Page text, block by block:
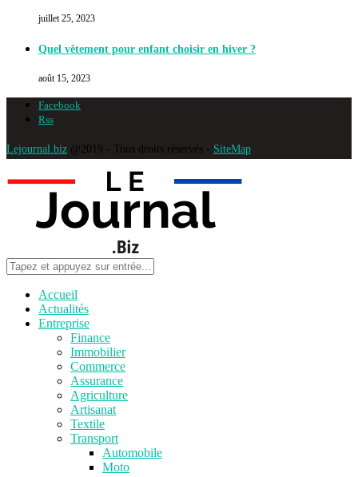
juillet 25, 2023
Quel vêtement pour enfant choisir en hiver ?
août 15, 2023
Facebook
Rss
Lejournal.biz @2019 - Tous droits réservés - SiteMap
Accueil
Actualités
Entreprise
Finance
Immobilier
Commerce
Assurance
Agriculture
Artisanat
Textile
Transport
Automobile
Moto